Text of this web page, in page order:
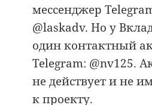
мессенджер
@laskadv. Но у
один контактный
Telegram: @nv125.
не действует и не
к проекту.